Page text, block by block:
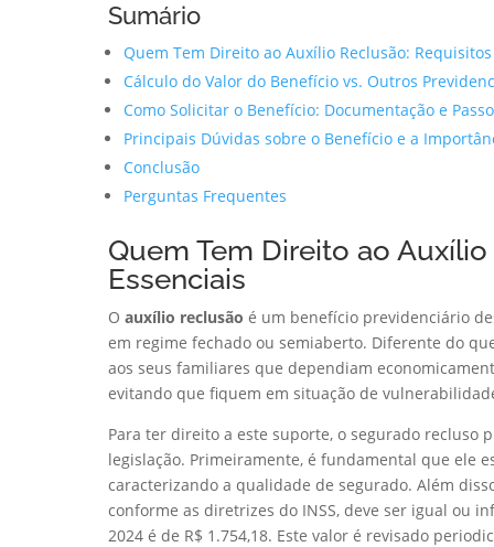
Sumário
Quem Tem Direito ao Auxílio Reclusão:
Cálculo do Valor do Benefício vs. Outros
Como Solicitar o Benefício: Documentação e
Principais Dúvidas sobre o Benefício e a
Conclusão
Perguntas Frequentes
Quem Tem Direito ao
Essenciais
O auxílio reclusão é um benefício previdenciário
em regime fechado ou semiaberto. Diferente do
aos seus familiares que dependiam
evitando que fiquem em situação de
Para ter direito a este suporte, o segurado recluso
legislação. Primeiramente, é fundamental que ele
caracterizando a qualidade de segurado. Além
conforme as diretrizes do INSS, deve ser igual ou
2024 é de R$ 1.754,18. Este valor é revisado